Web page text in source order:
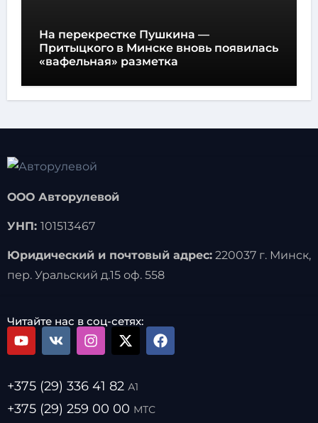
На перекрестке Пушкина —
Притыцкого в Минске вновь появилась
«вафельная» разметка
ООО Авторулевой
УНП: 101513467
Юридический и почтовый адрес:220037 г. Минск,
пер. Уральский д.15 оф. 558
Читайте нас в соц-сетях:
+375 (29) 336 41 82 А1
+375 (29) 259 00 00 МТС